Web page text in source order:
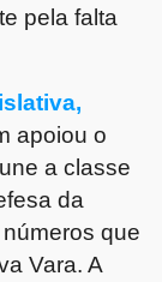
pela falta
apoiou o
a classe
da
que
Vara. A